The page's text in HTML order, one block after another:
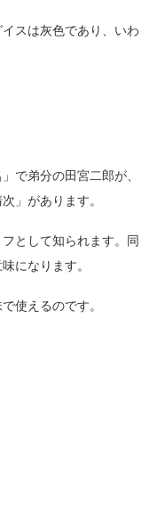
スは灰色であり、いわ
で弟分の田宮二郎が、
」があります。
として知られます。同
になります。
使えるのです。